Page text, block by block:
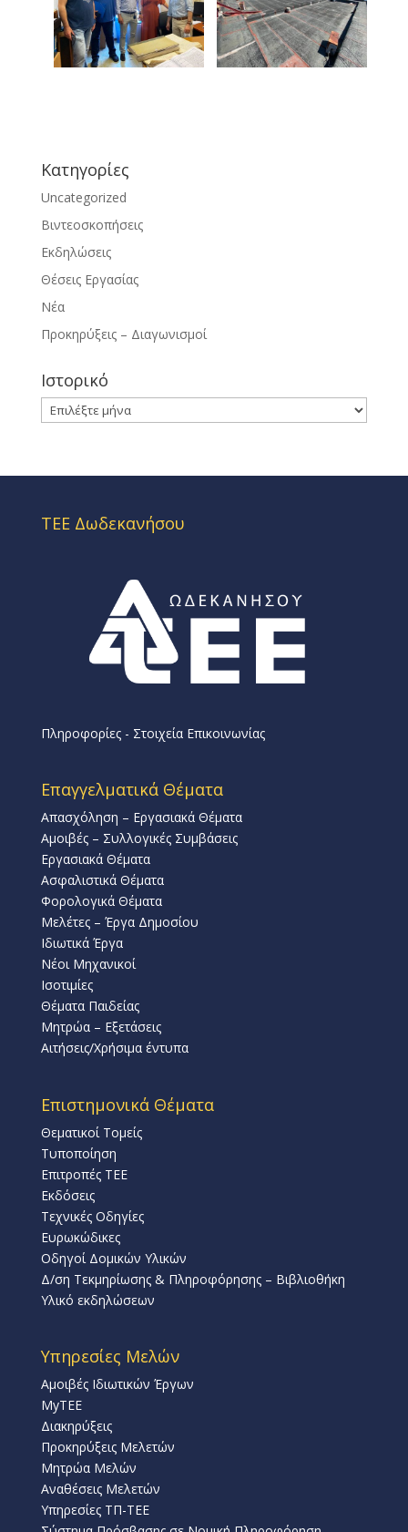
Kατηγορίες
Uncategorized
Βιντεοσκοπήσεις
Εκδηλώσεις
Θέσεις Εργασίας
Νέα
Προκηρύξεις – Διαγωνισμοί
Ιστορικό
Ιστορικό
ΤΕΕ Δωδεκανήσου
Πληροφορίες - Στοιχεία Επικοινωνίας
Επαγγελματικά Θέματα
Απασχόληση – Εργασιακά Θέματα
Αμοιβές – Συλλογικές Συμβάσεις
Εργασιακά Θέματα
Ασφαλιστικά Θέματα
Φορολογικά Θέματα
Μελέτες – Έργα Δημοσίου
Ιδιωτικά Έργα
Νέοι Μηχανικοί
Ισοτιμίες
Θέματα Παιδείας
Μητρώα – Εξετάσεις
Αιτήσεις/Χρήσιμα έντυπα
Επιστημονικά Θέματα
Θεματικοί Τομείς
Τυποποίηση
Επιτροπές ΤΕΕ
Εκδόσεις
Τεχνικές Οδηγίες
Ευρωκώδικες
Οδηγοί Δομικών Υλικών
Δ/ση Τεκμηρίωσης & Πληροφόρησης – Βιβλιοθήκη
Υλικό εκδηλώσεων
Υπηρεσίες Μελών
Αμοιβές Ιδιωτικών Έργων
MyTEE
Διακηρύξεις
Προκηρύξεις Μελετών
Μητρώα Μελών
Αναθέσεις Μελετών
Υπηρεσίες ΤΠ-ΤΕΕ